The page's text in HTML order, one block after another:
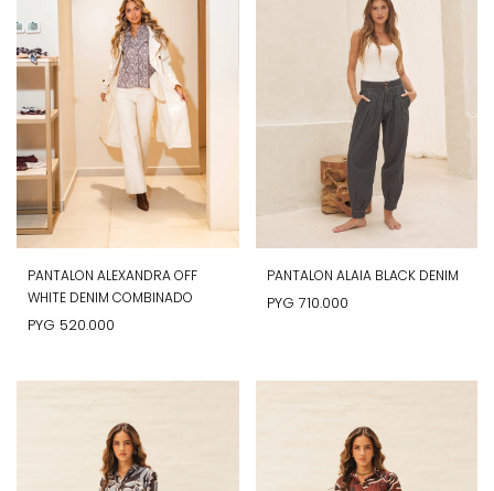
PANTALON ALEXANDRA OFF
WHITE DENIM COMBINADO
PYG 520.000
PANTALON ALAIA BLACK DENIM
PYG 710.000